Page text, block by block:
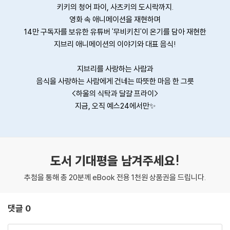
키키의 청어 파이, 사츠키의 도시락까지.
영화 속 애니메이션을 재현하며
14만 구독자를 보유한 유튜버 '무비키친'이 온기를 담아 재현한
지브리 애니메이션의 이야기와 대표 음식!
지브리를 사랑하는 사람과
음식을 사랑하는 사람에게 건네는 따뜻한 마음 한 그릇
<하울의 식탁과 달걀 프라이>
지금, 오직 예스24에서만✨
도서 기대평을 남겨주세요!
추첨을 통해 총 20분께 eBook 전용 1천원 상품권을 드립니다.
댓글 0